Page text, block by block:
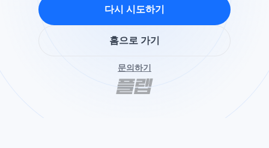
다시 시도하기
홈으로 가기
문의하기